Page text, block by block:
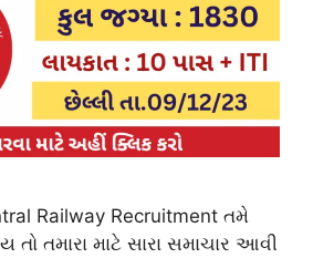
Railway Recruitment તમે
તો તમારા માટે સારા સમાચાર આવી